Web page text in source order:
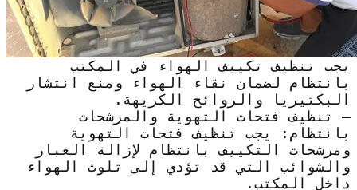
يجب تنظيف تكييف الهواء في المكتب
بانتظام لضمان نقاء الهواء ومنع انتشار
البكتيريا والروائح الكريهة.
– تنظيف فتحات التهوية والمرشحات
بانتظام: يجب تنظيف فتحات التهوية
ومرشحات التكييف بانتظام لإزالة الغبار
والشوائب التي قد تؤدي إلى تلوث الهواء
داخل المكتب.